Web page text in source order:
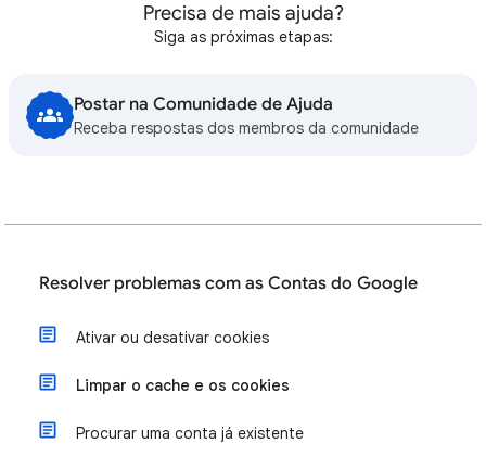
Precisa de mais ajuda?
Siga as próximas etapas:
Postar na Comunidade de Ajuda
Receba respostas dos membros da comunidade
Resolver problemas com as Contas do Google
Ativar ou desativar cookies
Limpar o cache e os cookies
Procurar uma conta já existente